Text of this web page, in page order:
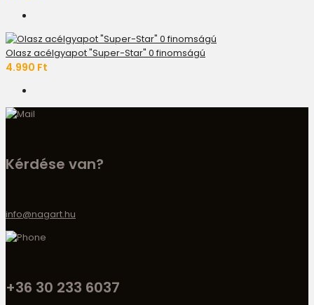
Olasz acélgyapot "Super-Star" 0 finomságú
4.990 Ft
Kérdése van?
info@nagart.hu
+36 30 233 6037